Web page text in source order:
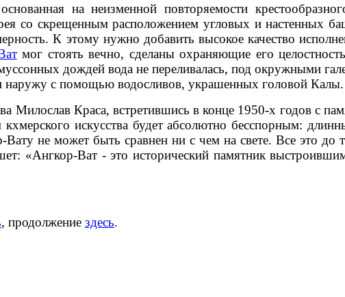
на неизменной повторяемости
со скрещенным расположением угловых и
К этому нужно добавить высокое качество
мог стоять вечно, сделаны охраняющие его
дождей вода не переливалась, под окружными
наружу с помощью водосливов, украшенных головой Калы.
Милослав Краса, встретившись в конце 1950-х годов с
кхмерского искусства будет абсолютно бесспорным:
не может быть сравнен ни с чем на свете. Все это до
«Ангкор-Ват - это исторический памятник
, продолжение здесь.